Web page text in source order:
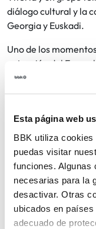
Esta página web
BBK utiliza
puedas visitar
funciones. Algunas
necesarias para la
desactivar. Otras
ubicados en
adecuado de
diálogo cultural y la
Georgia y Euskadi.
Uno de los
actuación del
Folklórico Odoia,
Artístico y Cultural
Georgia para este
siendo su primera
que convierte esta
acontecimiento
polifonía
vocal ancestral
Inmaterial de la
UNESCO,